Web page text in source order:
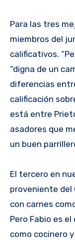
Para las tres
miembros del
calificativos.
“digna de un
diferencias
calificación
está entre
asadores que
un buen
El tercero en
proveniente del
con carnes
Pero Fabio es
como cocinero